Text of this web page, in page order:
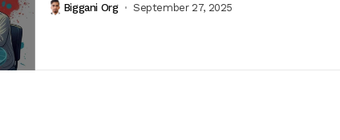
Biggani Org September 27, 2025